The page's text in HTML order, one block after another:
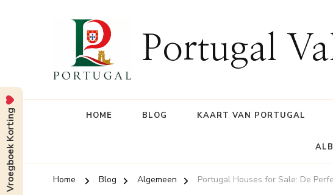
Portugal
HOME BLOG KAART VAN PORTUGAL
Home Blog Algemeen Portugal Houses for Sale: De
Vroegboek Korting